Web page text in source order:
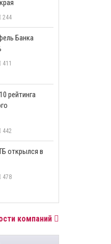
244
Банка
411
рейтинга
442
открылся в
478
компаний